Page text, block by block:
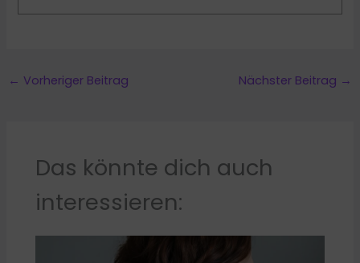
← Vorheriger Beitrag Nächster Beitrag →
Das könnte dich auch
interessieren: